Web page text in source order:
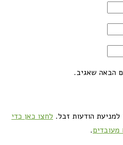
הבאה שאגיב.
הודעות זבל. לחצו כאן כדי
מעובדים.